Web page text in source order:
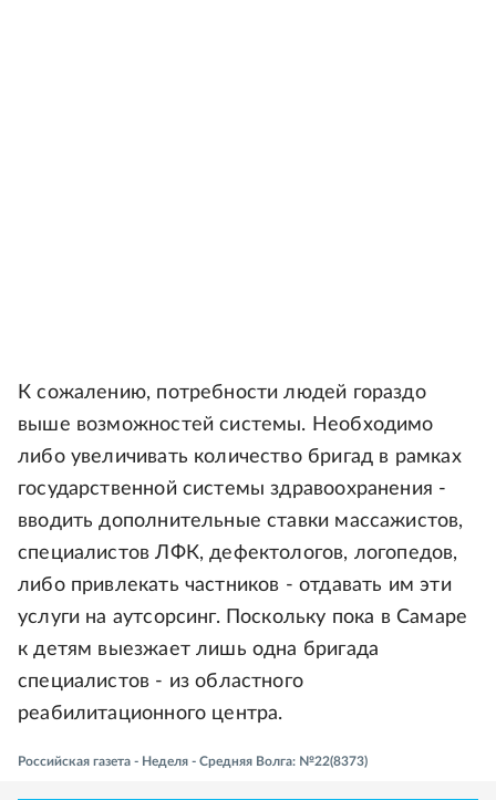
К сожалению, потребности людей гораздо
выше возможностей системы. Необходимо
либо увеличивать количество бригад в рамках
государственной системы здравоохранения -
вводить дополнительные ставки массажистов,
специалистов ЛФК, дефектологов, логопедов,
либо привлекать частников - отдавать им эти
услуги на аутсорсинг. Поскольку пока в Самаре
к детям выезжает лишь одна бригада
специалистов - из областного
реабилитационного центра.
Российская газета - Неделя - Средняя Волга: №22(8373)